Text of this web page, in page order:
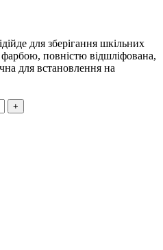
для зберігання шкільних
повністю відшліфована,
для встановлення на
+